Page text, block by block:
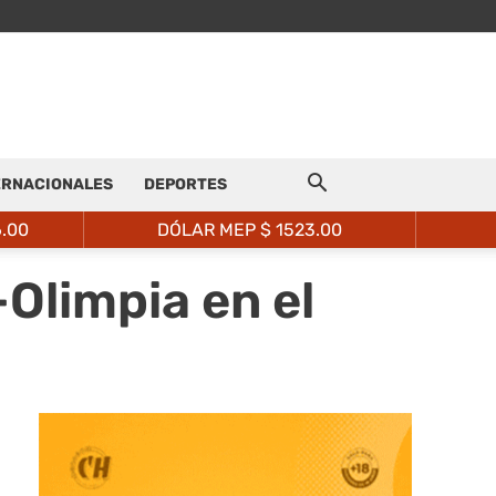
DEPORTES
DÓLAR MEP $ 1523.00
en el